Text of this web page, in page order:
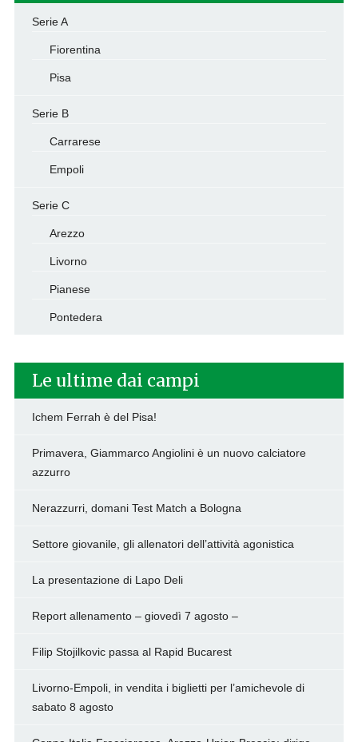
Serie A
Fiorentina
Pisa
Serie B
Carrarese
Empoli
Serie C
Arezzo
Livorno
Pianese
Pontedera
Le ultime dai campi
Ichem Ferrah è del Pisa!
Primavera, Giammarco Angiolini è un nuovo calciatore
azzurro
Nerazzurri, domani Test Match a Bologna
Settore giovanile, gli allenatori dell’attività agonistica
La presentazione di Lapo Deli
Report allenamento – giovedì 7 agosto –
Filip Stojilkovic passa al Rapid Bucarest
Livorno-Empoli, in vendita i biglietti per l’amichevole di
sabato 8 agosto